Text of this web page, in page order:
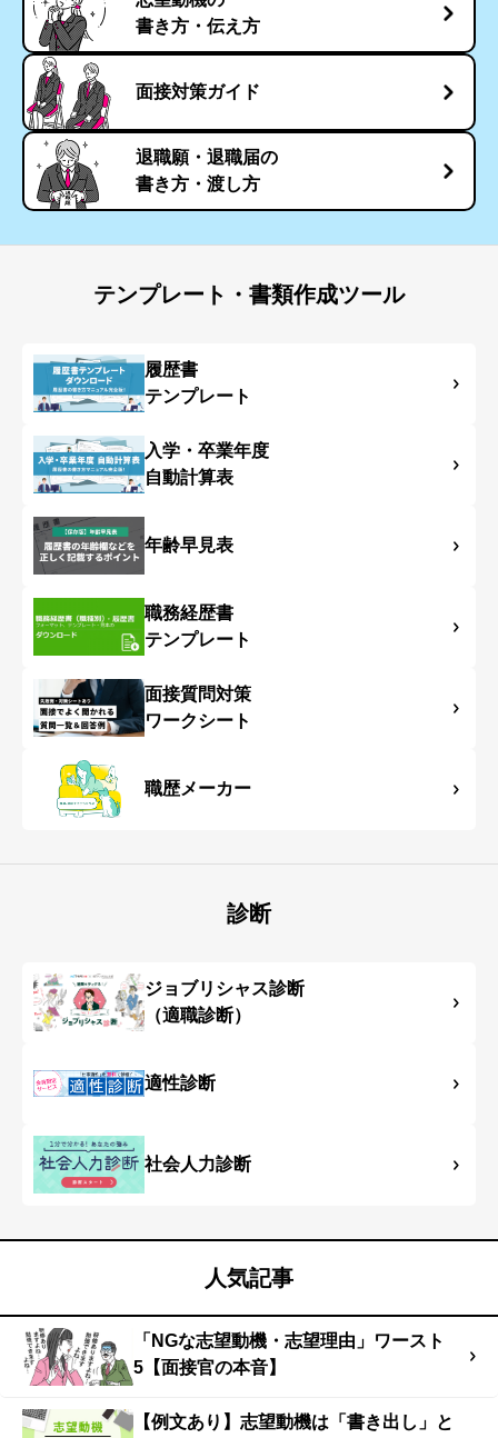
書き方・伝え方
面接対策ガイド
退職願・退職届の
書き方・渡し方
テンプレート・書類作成ツール
履歴書
テンプレート
入学・卒業年度
自動計算表
年齢早見表
職務経歴書
テンプレート
面接質問対策
ワークシート
職歴メーカー
診断
ジョブリシャス診断
（適職診断）
適性診断
社会人力診断
人気記事
「NGな志望動機・志望理由」ワースト
5【面接官の本音】
【例文あり】志望動機は「書き出し」と